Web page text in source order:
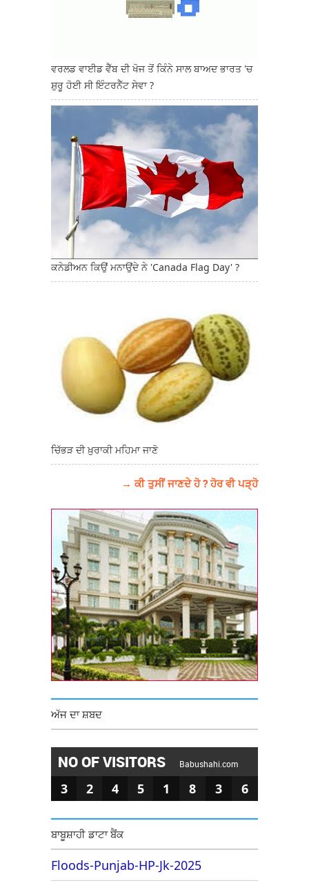
ਵਰਲਡ ਵਾਈਡ ਵੈੱਬ ਦੀ ਖੋਜ ਤੋਂ ਕਿੰਨੇ ਸਾਲ ਬਾਅਦ ਭਾਰਤ 'ਚ
ਸ਼ੁਰੂ ਹੋਈ ਸੀ ਇੰਟਰਨੈੱਟ ਸੇਵਾ ?
ਕਨੇਡੀਅਨ ਕਿਉਂ ਮਨਾਉਂਦੇ ਨੇ 'Canada Flag Day' ?
ਚਿੱਭੜ ਦੀ ਖ਼ੁਰਾਕੀ ਮਹਿਮਾ ਜਾਣੋ
→ ਕੀ ਤੁਸੀਂ ਜਾਣਦੇ ਹੋ ? ਹੋਰ ਵੀ ਪੜ੍ਹੋ
ਅੱਜ ਦਾ ਸ਼ਬਦ
NO OF VISITORS Babushahi.com
3 2 4 5 1 8 3 6
ਬਾਬੂਸ਼ਾਹੀ ਡਾਟਾ ਬੈਂਕ
Floods-Punjab-HP-Jk-2025